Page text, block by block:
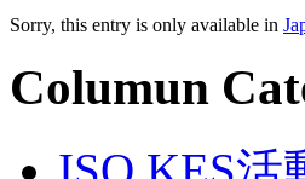
Sorry, this entry is only available in
Columun